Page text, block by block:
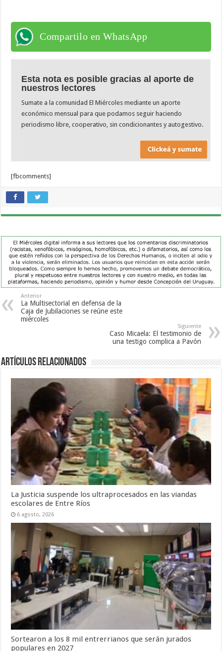
Compartilo en WhatsApp
Esta nota es posible gracias al aporte de
nuestros lectores
Sumate a la comunidad El Miércoles mediante un aporte
económico mensual para que podamos seguir haciendo
periodismo libre, cooperativo, sin condicionantes y autogestivo.
[fbcomments]
Anterior
La Multisectorial en defensa de la
Caja de Jubilaciones se reúne este
miércoles
Siguiente
Caso Micaela: El testimonio de
una testigo complica a Pavón
Artículos Relacionados
La Justicia suspende los ultraprocesados en las viandas
escolares de Entre Ríos
6 agosto, 2026
Sortearon a los 8 mil entrerrianos que serán jurados
populares en 2027